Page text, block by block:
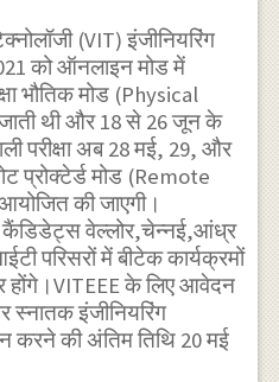
(VIT) इंजीनियरिंग
को ऑनलाइन मोड में
भौतिक मोड (Physical
थी और 18 से 26 जून के
परीक्षा अब 28 मई, 29, और
प्रोक्टेर्ड मोड (Remote
की जाएगी।
कैंडिडेट्स वेल्लोर,चेन्नई,आंध्र
परिसरों में बीटेक कार्यक्रमों
होंगे।VITEEE के लिए आवेदन
स्नातक इंजीनियरिंग
करने की अंतिम तिथि 20 मई